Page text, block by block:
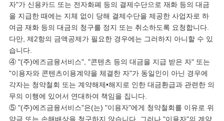
자"가 신용카드 또는 전자화폐 등의 결제수단으로 재화 등의 대금
을 지급한 때에는 지체 없이 당해 결제수단을 제공한 사업자로 하
여금 재화 등의 대금의 청구를 정지 또는 취소하도록 요청합니다.
다만, 제2항의 금액공제가 필요한 경우에는 그러하지 아니할 수 있
습니다.
④ "(주)에즈금융서비스", "콘텐츠 등의 대금을 지급 받은 자" 또는
"이용자와 콘텐츠이용계약을 체결한 자"가 동일인이 아닌 경우에
각자는 청약철회 또는 계약해제•해지로 인한 대금환급과 관련한 의
무의 이행에 있어서 연대하여 책임을 집니다.
⑤ "(주)에즈금융서비스"은(는) "이용자"에게 청약철회를 이유로 위
약금 또는 손해배상을 청구하지 않습니다. 그러나 "이용자"의 계약